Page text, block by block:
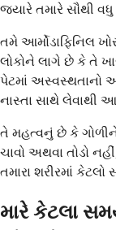
જ્યારે તમારે સૌથી
તમે આર્મોડાફિનિલ
લોકોને લાગે છે કે તે
પેટમાં અસ્વસ્થતાનો
નાસ્તા સાથે લેવાથી
તે મહત્વનું છે કે
ચાવો અથવા તોડો
તમારા શરીરમાં
મારે કેટલા